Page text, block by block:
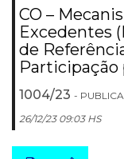
CO –
Excedentes
de
Participação
1004/23 -
26/12/23 09:03 HS